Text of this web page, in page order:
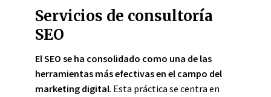
Servicios de consultoría
SEO
El SEO se ha consolidado como una de las
herramientas más efectivas en el campo del
marketing digital. Esta práctica se centra en